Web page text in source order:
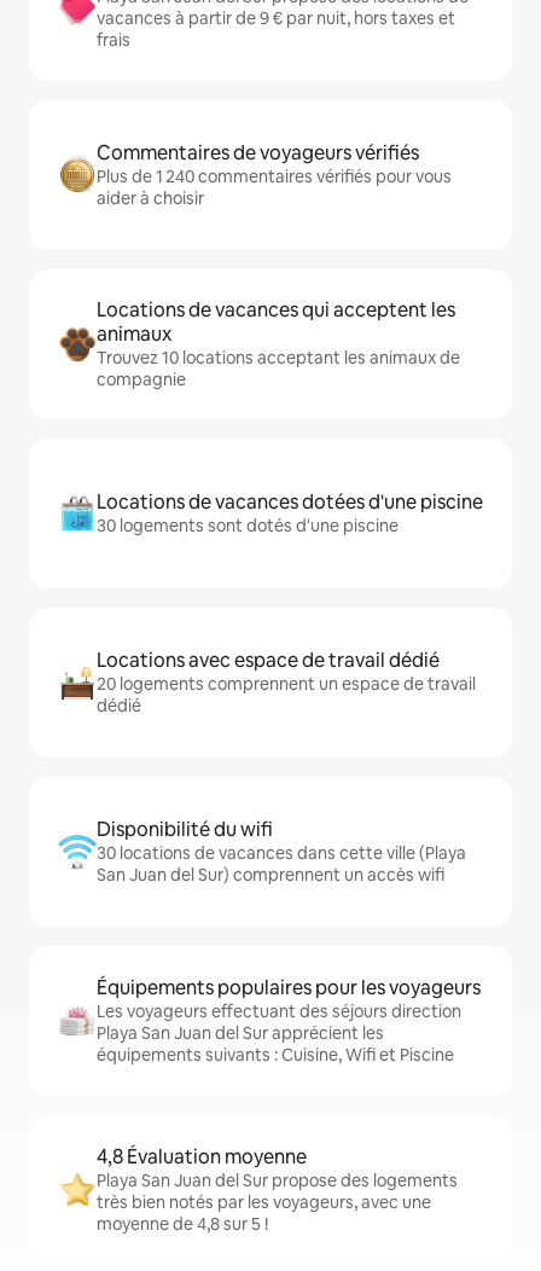
vacances à partir de 9 € par nuit, hors taxes et
frais
Commentaires de voyageurs vérifiés
Plus de 1 240 commentaires vérifiés pour vous
aider à choisir
Locations de vacances qui acceptent les
animaux
Trouvez 10 locations acceptant les animaux de
compagnie
Locations de vacances dotées d'une piscine
30 logements sont dotés d'une piscine
Locations avec espace de travail dédié
20 logements comprennent un espace de travail
dédié
Disponibilité du wifi
30 locations de vacances dans cette ville (Playa
San Juan del Sur) comprennent un accès wifi
Équipements populaires pour les voyageurs
Les voyageurs effectuant des séjours direction
Playa San Juan del Sur apprécient les
équipements suivants : Cuisine, Wifi et Piscine
4,8 Évaluation moyenne
Playa San Juan del Sur propose des logements
très bien notés par les voyageurs, avec une
moyenne de 4,8 sur 5 !